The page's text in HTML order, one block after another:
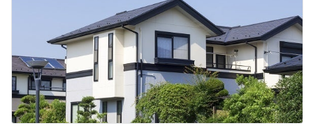
娘3人と孫姫との嬉しい女子会
Amebaトピックス 23時間前
ジャンル人気記事ランキング
お弁当づくり